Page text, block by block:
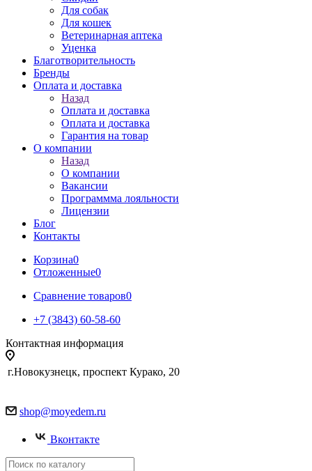
Для собак
Для кошек
Ветеринарная аптека
Уценка
Благотворительность
Бренды
Оплата и доставка
Назад
Оплата и доставка
Оплата и доставка
Гарантия на товар
О компании
Назад
О компании
Вакансии
Программма лояльности
Лицензии
Блог
Контакты
Корзина0
Отложенные0
Сравнение товаров0
+7 (3843) 60-58-60
Контактная информация
г.Новокузнецк, проспект Курако, 20
shop@moyedem.ru
Вконтакте